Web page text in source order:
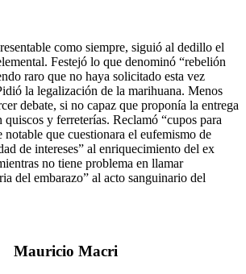
como siempre, siguió al dedillo el
Festejó lo que denominó “rebelión
raro que no haya solicitado esta vez
la legalización de la marihuana. Menos
debate, si no capaz que proponía la entrega
quiscos y ferreterías. Reclamó “cupos para
notable que cuestionara el eufemismo de
de intereses” al enriquecimiento del ex
no tiene problema en llamar
del embarazo” al acto sanguinario del
Mauricio Macri